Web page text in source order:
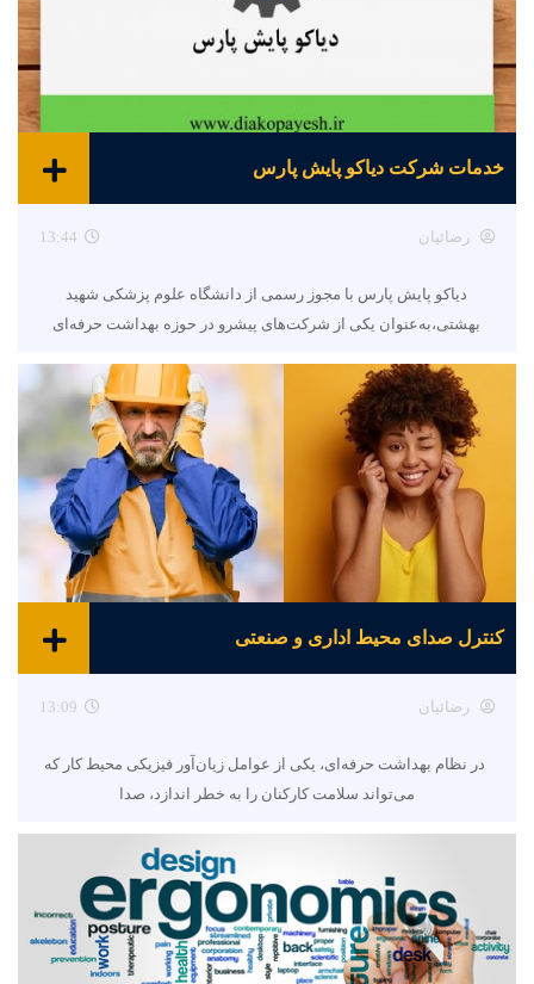
خدمات شرکت دیاکو پایش پارس
رضائیان 13:44
دیاکو پایش پارس با مجوز رسمی از دانشگاه علوم پزشکی شهید
بهشتی،به‌عنوان یکی از شرکت‌های پیشرو در حوزه بهداشت حرفه‌ای
کنترل صدای محیط اداری و صنعتی
رضائیان 13:09
در نظام بهداشت حرفه‌ای، یکی از عوامل زیان‌آور فیزیکی محیط کار که
می‌تواند سلامت کارکنان را به خطر اندازد، صدا